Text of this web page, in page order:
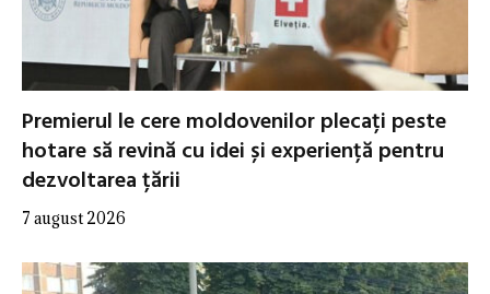
Premierul le cere moldovenilor plecați peste
hotare să revină cu idei și experiență pentru
dezvoltarea țării
7 august 2026